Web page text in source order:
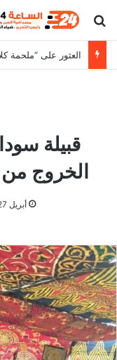
بحث عن
العثور على “ملحمة
قبيلة
الخروج
أبريل 27, 2024